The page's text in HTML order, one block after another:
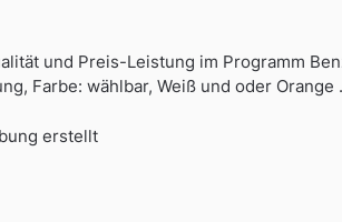
und Preis-Leistung im Programm
Farbe: wählbar, Weiß und oder
erstellt